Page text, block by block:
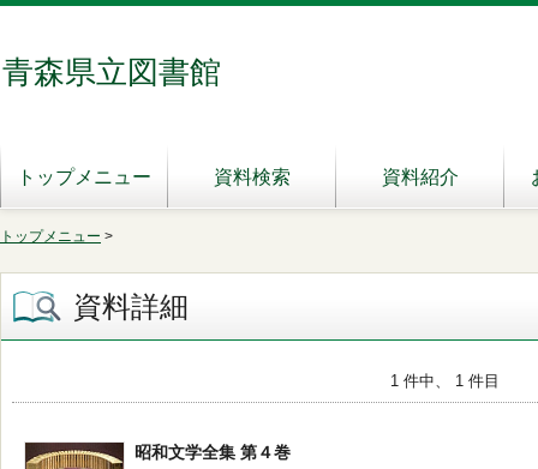
青森県立図書館
トップメニュー 資料検索 資料紹介
トップメニュー >
資料詳細
1 件中、 1 件目
昭和文学全集 第４巻